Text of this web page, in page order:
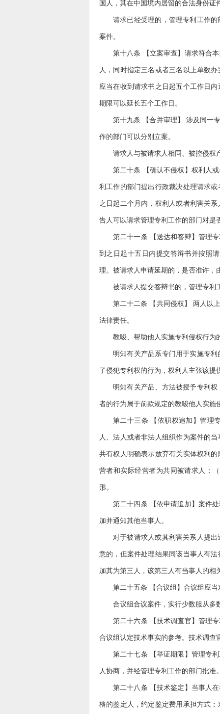
国人，其在中国境内居留的合法身份
请求已经受理的，管理专利工作
案件。
第十八条 【立案审查】请求符合
人，同时指定三名或者三名以上单数
应当在收到请求书之日起五个工作日
期限可以延长五个工作日。
第十九条 【合并审理】 涉及同一
作的部门可以分别立案。
请求人与被请求人相同、被控侵
第二十条 【确认不侵权】权利人
利工作的部门提出行政裁决处理请求
之日起二个月内，权利人或者利害关
告人可以请求管理专利工作的部门对是
第二十一条 【送达和答辩】管理
到之日起十五日内提交答辩书并按照
理。被请求人申请延期的，是否准许，
被请求人提交答辩书的，管理专
第二十二条 【共同侵权】 两人以
法律责任。
教唆、帮助他人实施专利侵权行
明知有关产品系专门用于实施专
了侵犯专利权的行为，权利人主张该
明知有关产品、方法被授予专利
者的行为属于前款规定的教唆他人实
第二十三条 【依职权追加】管理
人、法人或者非法人组织作为案件的
共有权人明确表示放弃有关实体权利
营者和实际经营者为共同被请求人；
形。
第二十四条 【依申请追加】案件
加并通知其他当事人。
对于被请求人或其利害关系人提
意的，但案件处理结果同该当事人有
加其为第三人，该第三人有当事人的
第二十五条 【合议组】合议组应
合议组合议案件，实行少数服从
第二十六条 【技术调查官】管理
合议组认定技术事实的参考。技术调
第二十七条 【举证期限】管理专
人协商，并经管理专利工作的部门批
第二十八条 【技术鉴定】当事人
格的鉴定人，约定鉴定费用承担方式